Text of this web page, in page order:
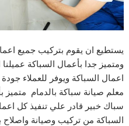
يستطيع ان يقوم بتركيب جميع
ومتميز جدا بأعمال السباكة
اعمال السباكة ويوفر للعملاء
معلم صيانة سباكة بالدمام متميز
سباك خبير قادر علي تنفيذ كل
السباكة من تركيب وصيانة